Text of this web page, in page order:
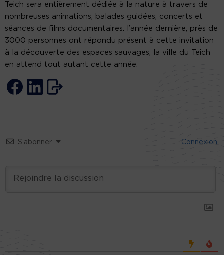
Teich sera entièrement dédiée à la nature à travers de
nombreuses animations, balades guidées, concerts et
séances de films documentaires. l’année dernière, près de
3000 personnes ont répondu présent à cette invitation
à la découverte des espaces sauvages, la ville du Teich
en attend tout autant cette année.
S’abonner Connexion